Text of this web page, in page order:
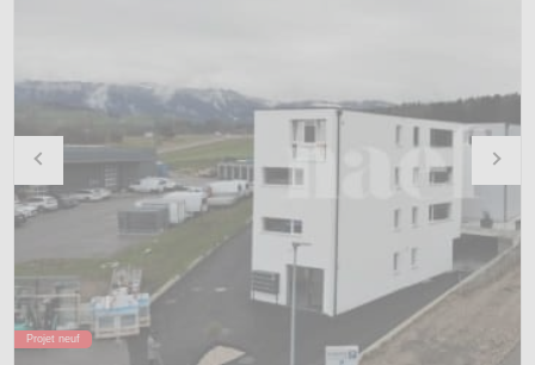
Projet neuf